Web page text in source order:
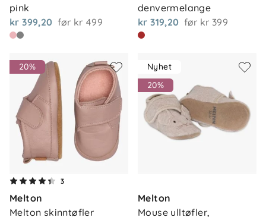
pink
kr 399,20 før kr 499
denvermelange
kr 319,20 før kr 399
20%
3
Melton
Melton skinntøfler
Nyhet
20%
Melton
Mouse ulltøfler,